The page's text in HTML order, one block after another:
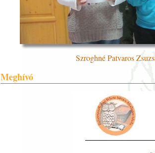
Szroghné Patvaros
Meghívó